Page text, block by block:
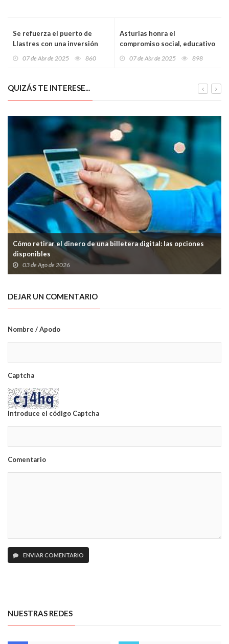
Se refuerza el puerto de
Llastres con una inversión
07 de Abr de 2025 860
Asturias honra el
compromiso social, educativo
07 de Abr de 2025 898
QUIZÁS TE INTERESE...
Cómo retirar el dinero de una billetera digital: las opciones
disponibles
03 de Ago de 2026
DEJAR UN COMENTARIO
Nombre / Apodo
Captcha
Introduce el código Captcha
Comentario
ENVIAR COMENTARIO
NUESTRAS REDES